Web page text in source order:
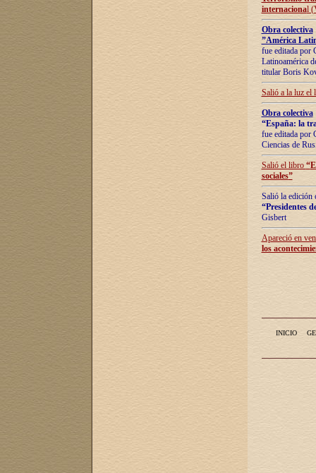
internacional
Obra colectiva
”América
fue editada por
Latinoamérica
titular Boris
Salió a la luz el
Obra colectiva
“España: la
fue editada por
Ciencias de
Salió el libro “
sociales”
Salió la edición
“Presidentes
Gisbert
Apareció en
los
INICIO